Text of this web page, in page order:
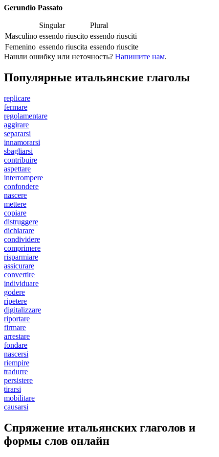
Gerundio Passato
Singular
Plural
Masculino essendo riuscito essendo riusciti
Femenino essendo riuscita essendo riuscite
Нашли ошибку или неточность? Напишите нам.
Популярные итальянские глаголы
replicare
fermare
regolamentare
aggirare
separarsi
innamorarsi
sbagliarsi
contribuire
aspettare
interrompere
confondere
nascere
mettere
copiare
distruggere
dichiarare
condividere
comprimere
risparmiare
assicurare
convertire
individuare
godere
ripetere
digitalizzare
riportare
firmare
arrestare
fondare
nascersi
riempire
tradurre
persistere
tirarsi
mobilitare
causarsi
Спряжение итальянских глаголов и
формы слов онлайн